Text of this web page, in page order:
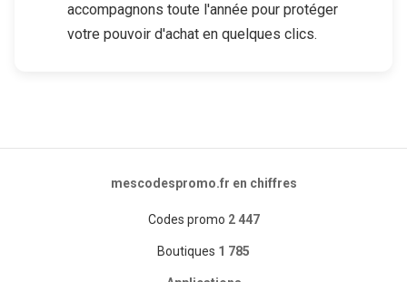
accompagnons toute l'année pour protéger
votre pouvoir d'achat en quelques clics.
mescodespromo.fr en chiffres
Codes promo 2 447
Boutiques 1 785